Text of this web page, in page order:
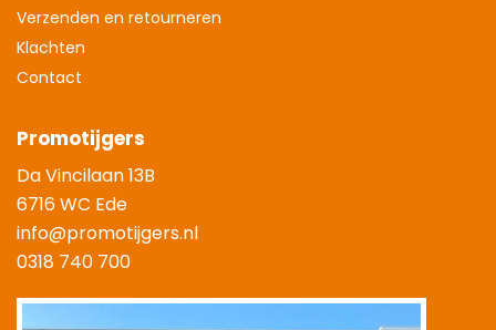
Verzenden en retourneren
Klachten
Contact
Promotijgers
Da Vincilaan 13B
6716 WC Ede
info@promotijgers.nl
0318 740 700